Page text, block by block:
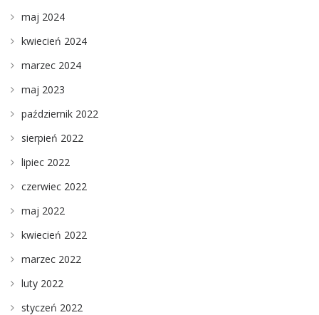
maj 2024
kwiecień 2024
marzec 2024
maj 2023
październik 2022
sierpień 2022
lipiec 2022
czerwiec 2022
maj 2022
kwiecień 2022
marzec 2022
luty 2022
styczeń 2022